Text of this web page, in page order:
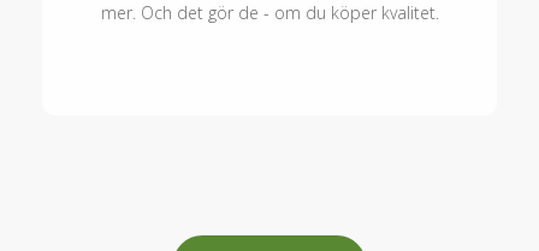
mer. Och det gör de - om du köper kvalitet.